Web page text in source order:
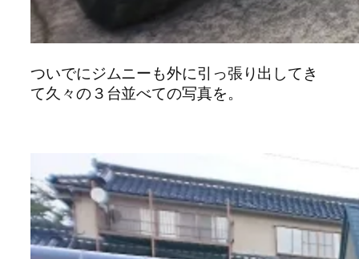
ついでにジムニーも外に引っ張り出してき
て久々の３台並べての写真を。